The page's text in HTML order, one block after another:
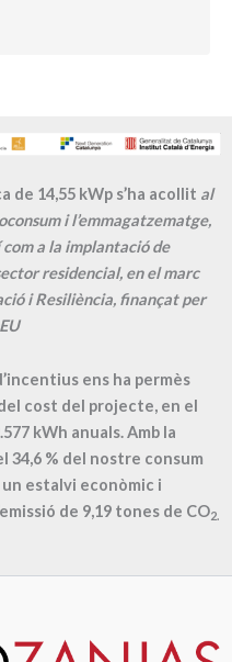
14,55 kWp s’ha acollit al
i l’emmagatzematge,
a la implantació de
residencial, en el marc
i Resiliència, finançat per
ens ha permès
cost del projecte, en el
kWh anuals. Amb la
34,6 % del nostre consum
estalvi econòmic i
de 9,19 tones de CO2.